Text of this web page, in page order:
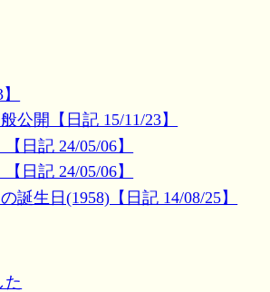
公開【日記 15/11/23】
日記 24/05/06】
日記 24/05/06】
誕生日(1958)【日記 14/08/25】
た